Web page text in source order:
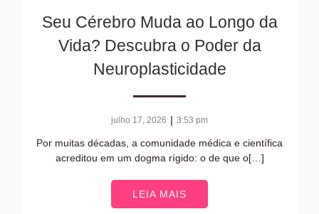
Seu Cérebro Muda ao Longo da
Vida? Descubra o Poder da
Neuroplasticidade
julho 17, 2026 | 3:53 pm
Por muitas décadas, a comunidade médica e científica
acreditou em um dogma rígido: o de que o[…]
LEIA MAIS